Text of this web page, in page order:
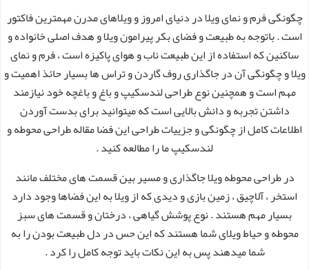
چگونگی فرم و نمای ویلا در دنیای امروز و ویلاهای مدرن مهمترین فاکتور
است . باتوجه به طبیعت و فضای بکر پیرامون ویلا و هدف اصلی خانواده و
ساکنین که استفاده از این طبیعت ناب و هوای پاکیزه است ، فرم و نمای
ویلا و چگونگی آن در جاگذاری روف گاردن و تراس ها بسیار حائذ اهمیت و
مهم است و همچنین نوع طراحی لندسکیپ و باغ و باغچه خود نیازمند
داشتن تجربه و دانش بالایی است که میتوانید برای بدست آوردن
اطلاعات کامل از چگونگی و جزییات طراحی این فضا مقاله طراحی محوطه و
لندسکیپ ما را مطالعه کنید .
در طراحی محوطه ویلا جاگذاری و مسیر بین قسمت های مختلف مانند
استخر ، آلاچیق ، زمین بازی و دیدی که از ویلا به این فضاها وجود دارد
بسیار مهم هستند . نوع پوشش گیاهی ، درختان و قسمت های سبز
محوطه و حیاط ویلای شما هستند که این حس در دل طبیعت بودن را به
شما میدهند پس به این نکات باید توجه کامل را کرد .